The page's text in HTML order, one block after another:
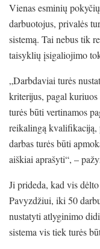
Vienas esminių
darbuotojus, privalės
sistemą. Tai nebus tik
taisyklių įsigaliojimo
„Darbdaviai turės
kriterijus, pagal
turės būti vertinamos
reikalingą kvalifikaciją,
darbas turės būti
aiškiai aprašyti“, –
Ji prideda, kad vis
Pavyzdžiui, iki 50
nustatyti atlyginimo
sistema vis tiek turės